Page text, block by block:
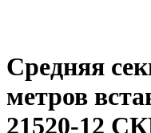
Средняя
метров
21520-12